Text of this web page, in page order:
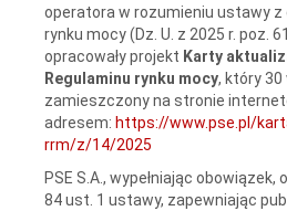
operatora w rozumieniu ustawy z
rynku mocy (Dz. U. z 2025 r. poz.
opracowały projekt Karty
Regulaminu rynku mocy, który 30
zamieszczony na stronie
adresem: https://www.pse.pl/
rrm/z/14/2025
PSE S.A., wypełniając
84 ust. 1 ustawy, zapewniając